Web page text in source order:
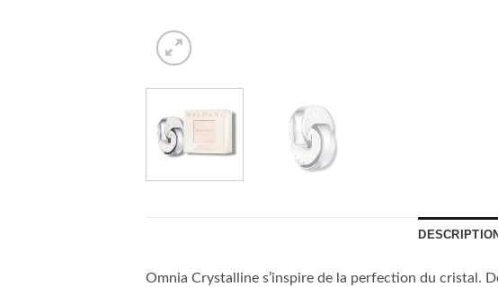
DESCRIPTION
Omnia Crystalline s’inspire de la perfection du cristal.